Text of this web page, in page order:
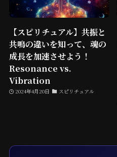
【スピリチュアル】共振と
共鳴の違いを知って、魂の
成長を加速させよう！
Resonance vs.
Vibration
2024年4月20日 スピリチュアル